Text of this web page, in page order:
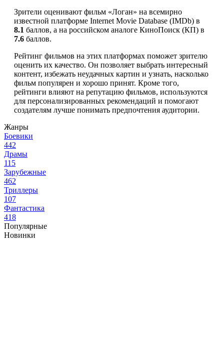
Зрители оценивают фильм «Логан» на всемирно
известной платформе Internet Movie Database (IMDb) в
8.1 баллов, а на российском аналоге КиноПоиск (КП) в
7.6 баллов.
Рейтинг фильмов на этих платформах поможет зрителю
оценить их качество. Он позволяет выбрать интересный
контент, избежать неудачных картин и узнать, насколько
фильм популярен и хорошо принят. Кроме того,
рейтинги влияют на репутацию фильмов, используются
для персонализированных рекомендаций и помогают
создателям лучше понимать предпочтения аудитории.
Жанры
Боевики
442
Драмы
115
Зарубежные
462
Триллеры
107
Фантастика
418
Популярные
Новинки